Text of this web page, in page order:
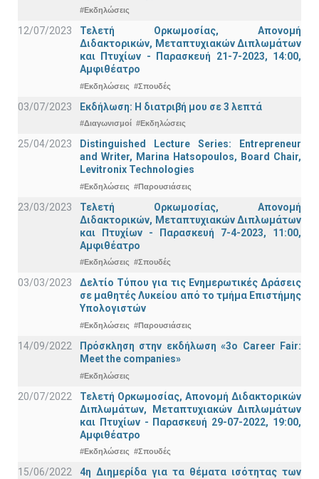
#Εκδηλώσεις
12/07/2023
Τελετή Ορκωμοσίας, Απονομή
Διδακτορικών, Μεταπτυχιακών Διπλωμάτων
και Πτυχίων - Παρασκευή 21-7-2023, 14:00,
Αμφιθέατρο
#Εκδηλώσεις #Σπουδές
03/07/2023 Εκδήλωση: Η διατριβή μου σε 3 λεπτά
#Διαγωνισμοί #Εκδηλώσεις
25/04/2023
Distinguished Lecture Series: Entrepreneur
and Writer, Marina Hatsopoulos, Board Chair,
Levitronix Technologies
#Εκδηλώσεις #Παρουσιάσεις
23/03/2023
Τελετή Ορκωμοσίας, Απονομή
Διδακτορικών, Μεταπτυχιακών Διπλωμάτων
και Πτυχίων - Παρασκευή 7-4-2023, 11:00,
Αμφιθέατρο
#Εκδηλώσεις #Σπουδές
03/03/2023
Δελτίο Τύπου για τις Ενημερωτικές Δράσεις
σε μαθητές Λυκείου από το τμήμα Επιστήμης
Υπολογιστών
#Εκδηλώσεις #Παρουσιάσεις
14/09/2022
Πρόσκληση στην εκδήλωση «3ο Career Fair:
Meet the companies»
#Εκδηλώσεις
20/07/2022
Τελετή Ορκωμοσίας, Απονομή Διδακτορικών
Διπλωμάτων, Μεταπτυχιακών Διπλωμάτων
και Πτυχίων - Παρασκευή 29-07-2022, 19:00,
Αμφιθέατρο
#Εκδηλώσεις #Σπουδές
15/06/2022
4η Διημερίδα για τα θέματα ισότητας των